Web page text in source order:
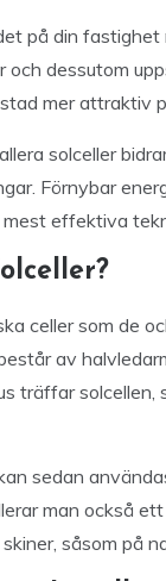
på din fastighet
och dessutom
mer attraktiv
solceller
Förnybar
mest effektiva
celler som de
av
träffar
sedan
man också
såsom på